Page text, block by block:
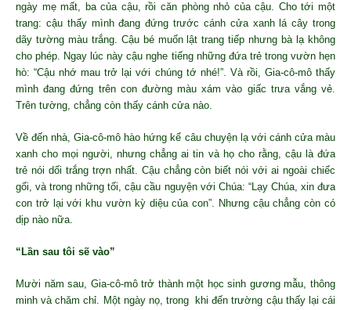
ngày mẹ mất, ba của cậu, rồi căn phòng nhỏ của cậu. Cho tới một
trang: cậu thấy mình đang đứng trước cánh cửa xanh lá cây trong
dãy tường màu trắng. Cậu bé muốn lật trang tiếp nhưng bà lạ không
cho phép. Ngay lúc này cậu nghe tiếng những đứa trẻ trong vườn hẹn
hò: “Cậu nhớ mau trở lại với chúng tớ nhé!”. Và rồi, Gia-cô-mô thấy
mình đang đứng trên con đường màu xám vào giấc trưa vắng vẻ.
Trên tường, chẳng còn thấy cánh cửa nào.
Về đến nhà, Gia-cô-mô hào hứng kể câu chuyện lạ với cánh cửa màu
xanh cho mọi người, nhưng chẳng ai tin và họ cho rằng, cậu là đứa
trẻ nói dối trắng trợn nhất. Cậu chẳng còn biết nói với ai ngoài chiếc
gối, và trong những tối, cậu cầu nguyện với Chúa: “Lạy Chúa, xin đưa
con trở lại với khu vườn kỳ diệu của con”. Nhưng cậu chẳng còn có
dịp nào nữa.
“Lần sau tôi sẽ vào”
Mười năm sau, Gia-cô-mô trở thành một học sinh gương mẫu, thông
minh và chăm chỉ. Một ngày nọ, trong khi đến trường cậu thấy lại cái